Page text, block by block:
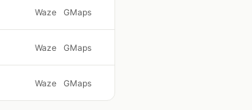
Waze GMaps
Waze GMaps
Waze GMaps